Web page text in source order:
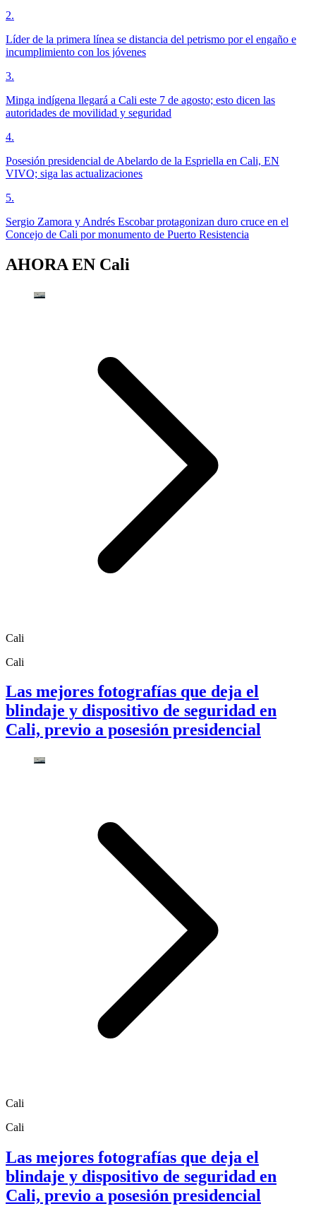
2.
Líder de la primera línea se distancia del petrismo por el engaño e
incumplimiento con los jóvenes
3.
Minga indígena llegará a Cali este 7 de agosto; esto dicen las
autoridades de movilidad y seguridad
4.
Posesión presidencial de Abelardo de la Espriella en Cali, EN
VIVO; siga las actualizaciones
5.
Sergio Zamora y Andrés Escobar protagonizan duro cruce en el
Concejo de Cali por monumento de Puerto Resistencia
AHORA EN Cali
Cali
Cali
Las mejores fotografías que deja el
blindaje y dispositivo de seguridad en
Cali, previo a posesión presidencial
Cali
Cali
Las mejores fotografías que deja el
blindaje y dispositivo de seguridad en
Cali, previo a posesión presidencial